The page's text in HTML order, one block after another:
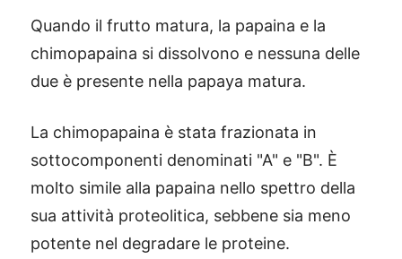
Quando il frutto matura, la papaina e la
chimopapaina si dissolvono e nessuna delle
due è presente nella papaya matura.
La chimopapaina è stata frazionata in
sottocomponenti denominati "A" e "B". È
molto simile alla papaina nello spettro della
sua attività proteolitica, sebbene sia meno
potente nel degradare le proteine.